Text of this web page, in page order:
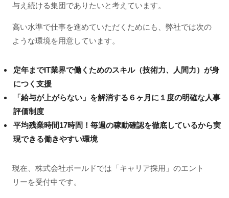
与え続ける集団でありたいと考えています。
高い水準で仕事を進めていただくためにも、弊社では次の
ような環境を用意しています。
定年までIT業界で働くためのスキル（技術力、人間力）が身
につく支援
「給与が上がらない」を解消する６ヶ月に１度の明確な人事
評価制度
平均残業時間17時間！毎週の稼動確認を徹底しているから実
現できる働きやすい環境
現在、株式会社ボールドでは「キャリア採用」のエント
リーを受付中です。